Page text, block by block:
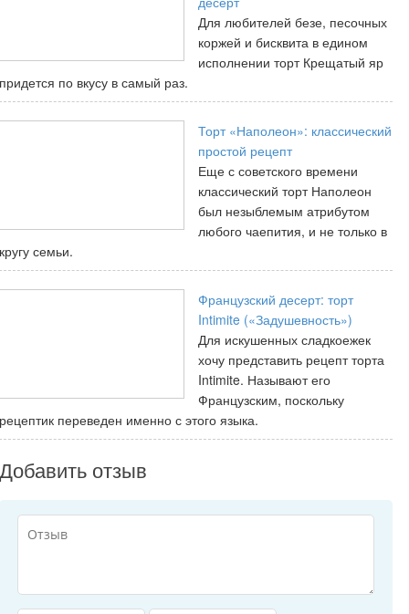
Для любителей безе, песочных
коржей и бисквита в едином
исполнении торт Крещатый яр
придется по вкусу в самый раз.
Торт «Наполеон»: классический
простой рецепт
Еще с советского времени
классический торт Наполеон
был незыблемым атрибутом
любого чаепития, и не только в
кругу семьи.
Французский десерт: торт
Intimite («Задушевность»)
Для искушенных сладкоежек
хочу представить рецепт торта
Intimite. Называют его
Французским, поскольку
рецептик переведен именно с этого языка.
Добавить отзыв